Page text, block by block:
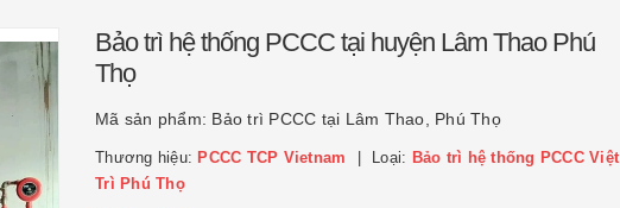
Bảo trì hệ thống PCCC tại huyện Lâm Thao Phú
Thọ
Mã sản phẩm: Bảo trì PCCC tại Lâm Thao, Phú Thọ
Thương hiệu: PCCC TCP Vietnam Loại: Bảo trì hệ thống PCCC Việt
Trì Phú Thọ